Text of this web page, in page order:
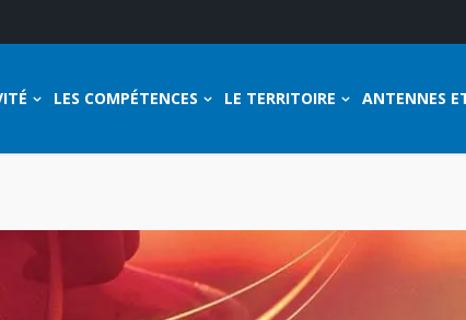
LES COMPÉTENCES LE TERRITOIRE ANTENNES